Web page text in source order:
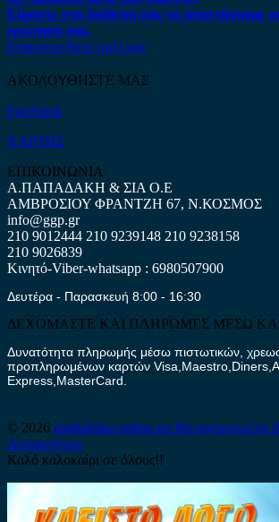
Είμαστε στη διάθεση σας να απαντήσουμε
ερώτηση σας.
Επικοινωνήστε μαζί μας
ΑΚΟΛΟΥΘΗΣΤΕ ΜΑΣ
Facebook
ΧΑΡΤΗΣ
ΕΠΙΚΟΙΝΩΝΙΑ
Α.ΠΑΠΑΔΑΚΗ & ΣΙΑ Ο.Ε
ΑΜΒΡΟΣΙΟΥ ΦΡΑΝΤΖΗ 67, Ν.ΚΟΣΜΟΣ
info@ggp.gr
210 9012444 210 9239148 210 9238158
210 9026839
Κινητό-Viber-whatsapp : 6980507900
Δευτέρα - Παρασκευή 8:00 - 16:30
ΔΕΧΟΜΑΣΤΕ ΚΑΙ ΠΛΗΡΩΜΕΣ ΜΕΣΩ
Δυνατότητα πληρωμής μέσω πιστωτικών,
προπληρωμένων καρτών
Express,MasterCard.
© 2026 antalaktika-online.eu Μεταχειρισμένα
Αυτοκινήτων
Καλό καλοκαίρι σε όλους!!